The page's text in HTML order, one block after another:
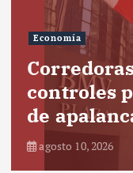
Economía
controles
de
agosto 10, 2026